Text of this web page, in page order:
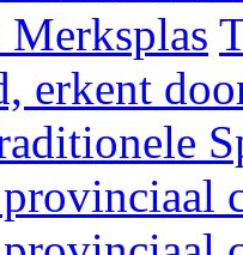
erkent